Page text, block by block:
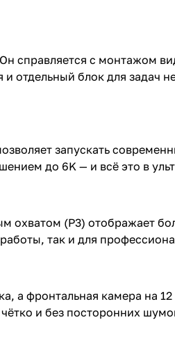
справляется с монтажом
блок для задач
запускать
до 6K — и всё это в
охватом (P3) отображает
так и для
а фронтальная камера на
и без посторонних